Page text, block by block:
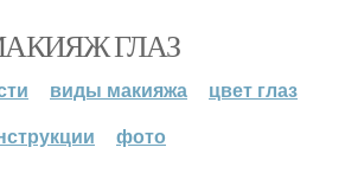
ГЛАЗ
виды макияжа
цвет глаз
фото